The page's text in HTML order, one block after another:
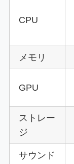
CPU
メモリ
GPU
ストレー
ジ
サウンド